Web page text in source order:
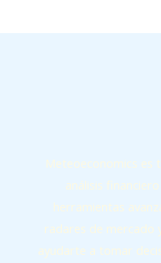
Meteoeconomics es
análisis
herramientas
radares de mercado
ayudarte a tomar